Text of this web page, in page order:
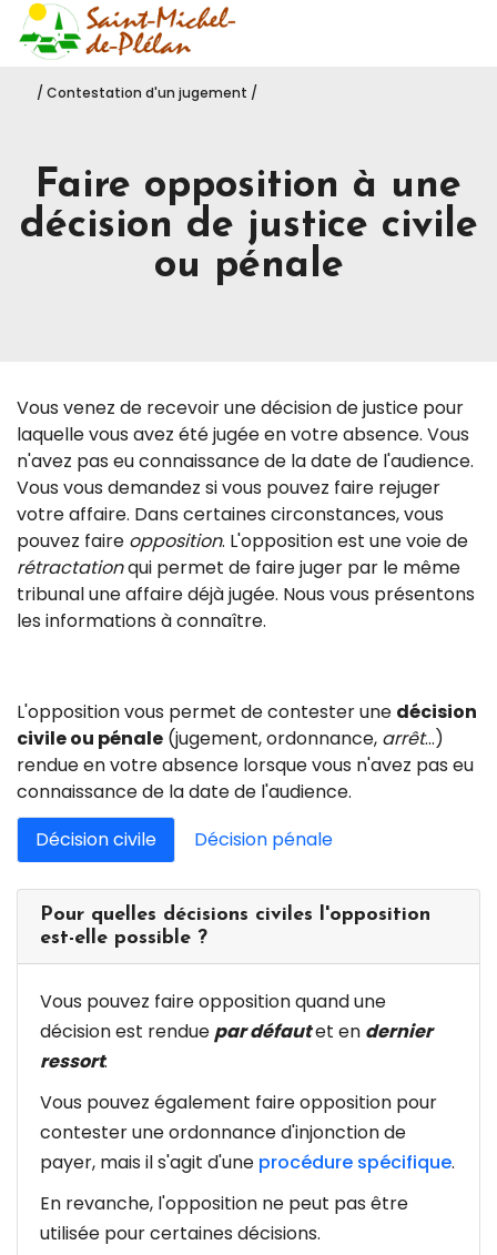
/ Contestation d'un jugement /
Faire opposition à une
décision de justice civile
ou pénale
Vous venez de recevoir une décision de justice pour
laquelle vous avez été jugée en votre absence. Vous
n'avez pas eu connaissance de la date de l'audience.
Vous vous demandez si vous pouvez faire rejuger
votre affaire. Dans certaines circonstances, vous
pouvez faire opposition. L'opposition est une voie de
rétractationqui permet de faire juger par le même
tribunal une affaire déjà jugée. Nous vous présentons
les informations à connaître.
L'opposition vous permet de contester une décision
civile ou pénale (jugement, ordonnance, arrêt...)
rendue en votre absence lorsque vous n'avez pas eu
connaissance de la date de l'audience.
Décision civile
Décision pénale
Pour quelles décisions civiles l'opposition
est-elle possible ?
Vous pouvez faire opposition quand une
décision est renduepar défautet en dernier
ressort.
Vous pouvez également faire opposition pour
contester une ordonnance d'injonction de
payer, mais il s'agit d'une procédure spécifique.
En revanche, l'opposition ne peut pas être
utilisée pour certaines décisions.